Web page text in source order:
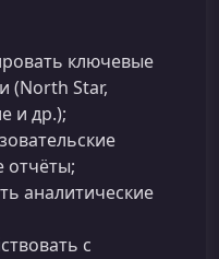
ключевые
(North Star,
и др.);
отчёты;
аналитические
с